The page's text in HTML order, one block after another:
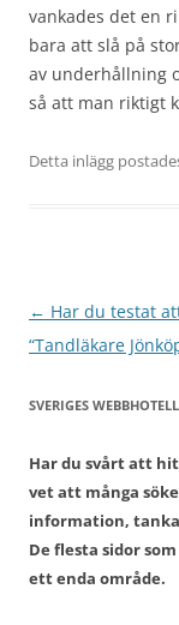
vankades det en
bara att slå på
av underhållning
så att man riktigt
Detta inlägg
Inläggsnavigering
← Har du testat
“Tandläkare
SVERIGES WEBBHOTELL
Har du svårt att
vet att många
information,
De flesta sidor
ett enda område.